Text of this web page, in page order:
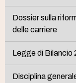
Dossier sulla
delle carriere
Legge di Bilancio
Disciplina